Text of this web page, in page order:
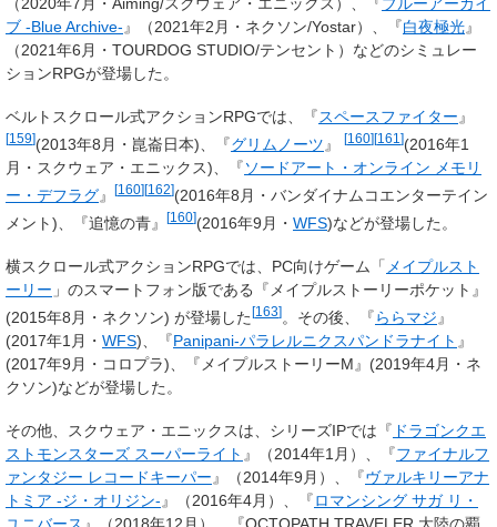
ブ -Blue Archive- 』（2021年2月・ネクソン/Yostar）、『白夜極光』
（2021年6月・TOURDOG STUDIO/テンセント）などのシミュレー
ションRPGが登場した。
ベルトスクロール式アクションRPGでは、『スペースファイター』
[159](2013年8月・崑崙日本)、『グリムノーツ 』 [160][161 ](2016年1
月・スクウェア・エニックス)、『ソードアート・オンライン メモリ
ー・デフラグ』 [160][162](2016年8月・バンダイナムコエンターテイン
メント)、『追憶の青』
[160](2016年9月・ WFS)などが登場した。
横スクロール式アクションRPGでは、PC向けゲーム「 メイプルスト
ーリー 」のスマートフォン版である『メイプルストーリーポケット』
(2015年8月・ネクソン) が登場した[163]。その後、『ららマジ 』
(2017年1月・ WFS)、『Panipani-パラレルニクスパンドラナイト 』
(2017年9月・コロプラ)、『メイプルストーリーM』(2019年4月・ネ
クソン)などが登場した。
その他、スクウェア・エニックスは、シリーズIPでは『 ドラゴンクエ
ストモンスターズ スーパーライト 』（2014年1月）、『ファイナルフ
ァンタジー レコードキーパー』（2014年9月）、『ヴァルキリーアナ
トミア -ジ・オリジン-』（2016年4月）、『ロマンシング サガ リ・